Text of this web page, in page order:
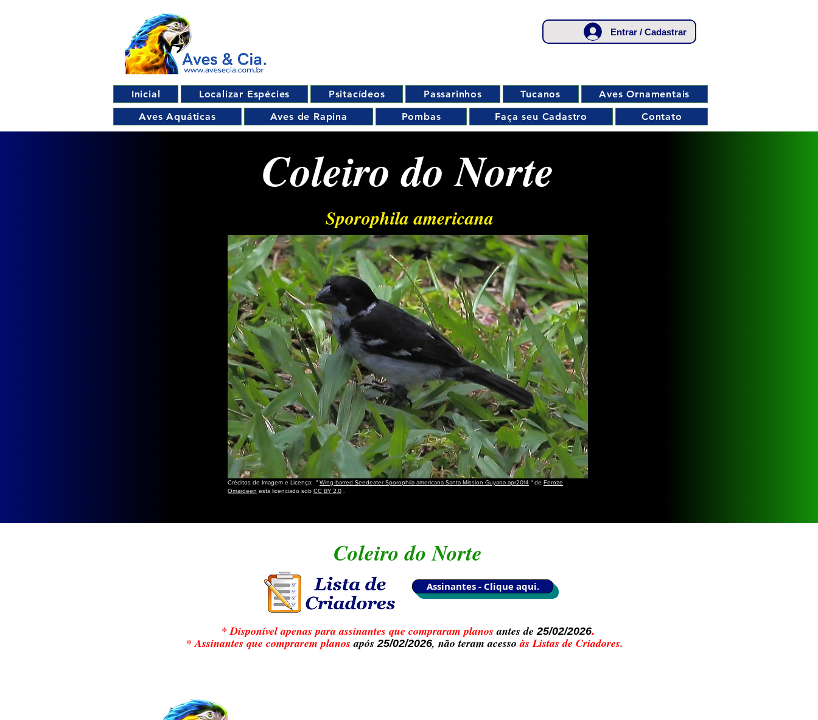
Entrar / Cadastrar
Inicial Localizar Espécies Psitacídeos Passarinhos Tucanos
Aves Ornamentais
Aves Aquáticas
Aves de Rapina Pombas Faça seu Cadastro Contato
Coleiro do Norte
Sporophila americana
Créditos de Imagem e Licença: " Wing-barred Seedeater Sporophila americana Santa Mission Guyana apr2014 " de Feroze
Omardeen está licenciado sob CC BY 2.0
Coleiro do Norte
Assinantes - Clique aqui.
* Disponível apenas para assinantes que compraram planosantes de25/02/2026.
* Assinantes que comprarem planosapós25/02/2026, não teram acesso às Listas de Criadores.